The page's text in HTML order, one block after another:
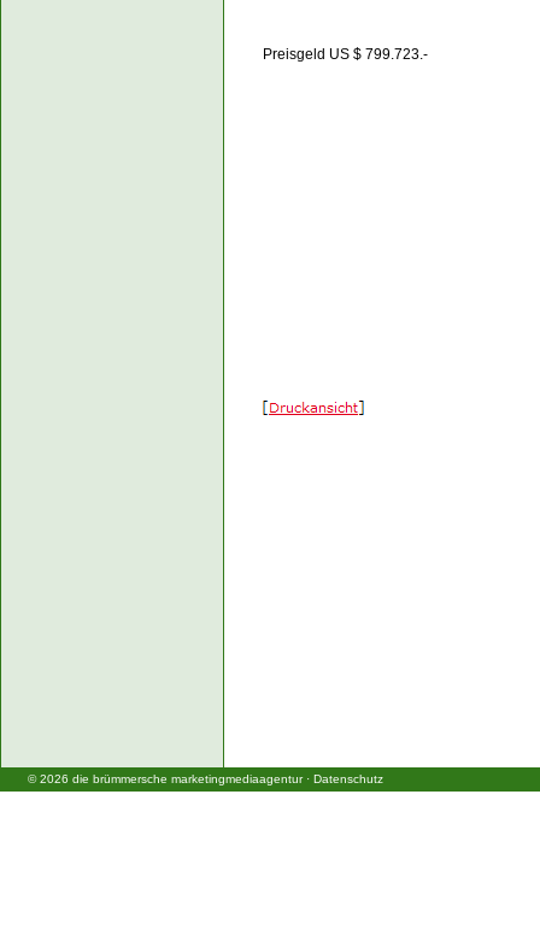
Preisgeld US $ 799.723.-
© 2026 die brümmersche marketingmediaagentur· Datenschutz